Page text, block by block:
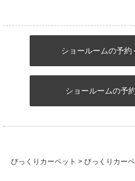
ショールームの予約
ショールームの予約
びっくりカーペット > びっくりカー